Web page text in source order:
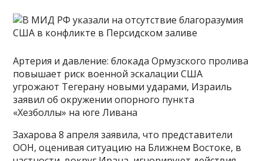
Артерия и давление: блокада Ормузского пролива
повышает риск военной эскалации США
угрожают Тегерану новыми ударами, Израиль
заявил об окружении опорного пункта
«Хезболлы» на юге Ливана
Захарова 8 апреля заявила, что представители
ООН, оценивая ситуацию на Ближнем Востоке, в